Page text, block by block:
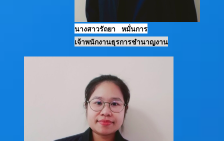
นางสาวรัถยา หมั่นการ
เจ้าพนักงานธุรการชำนาญงาน